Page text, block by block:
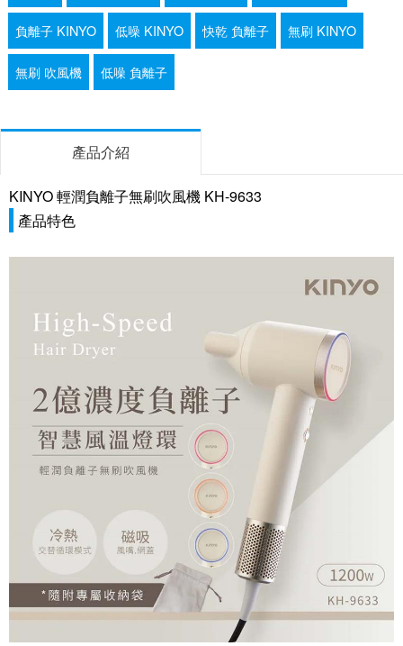
負離子 KINYO 低噪 KINYO 快乾 負離子 無刷 KINYO
無刷 吹風機 低噪 負離子
產品介紹
KINYO 輕潤負離子無刷吹風機 KH-9633
產品特色